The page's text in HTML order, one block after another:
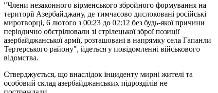
"Члени незаконного вірменського збройного формування на
території Азербайджану, де тимчасово дислоковані російські
миротворці, 6 лютого з 00:23 до 02:12 без будь-якої причини
періодично обстрілювали зі стрілецької зброї позиції
азербайджанської армії, розташовані в напрямку села Гапанли
Тертерського району", йдеться у повідомленні військового
відомства.
Стверджується, що внаслідок інциденту мирні жителі та
особовий склад азербайджанських підрозділів не